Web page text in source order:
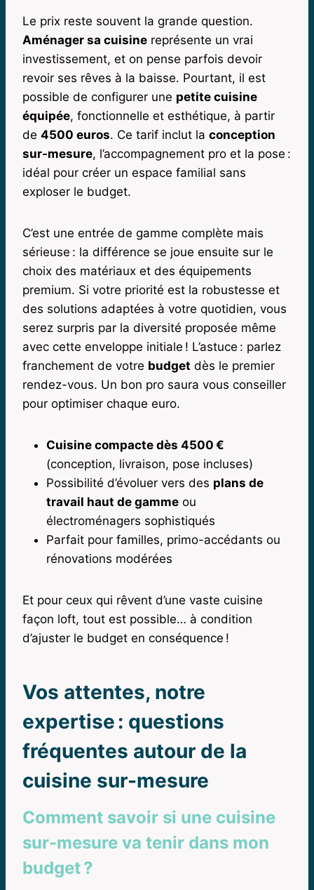
Le prix reste souvent la grande question.
Aménager sa cuisine représente un vrai
investissement, et on pense parfois devoir
revoir ses rêves à la baisse. Pourtant, il est
possible de configurer une petite cuisine
équipée, fonctionnelle et esthétique, à partir
de 4500 euros. Ce tarif inclut la conception
sur-mesure, l’accompagnement pro et la pose :
idéal pour créer un espace familial sans
exploser le budget.
C’est une entrée de gamme complète mais
sérieuse : la différence se joue ensuite sur le
choix des matériaux et des équipements
premium. Si votre priorité est la robustesse et
des solutions adaptées à votre quotidien, vous
serez surpris par la diversité proposée même
avec cette enveloppe initiale ! L’astuce : parlez
franchement de votre budget dès le premier
rendez-vous. Un bon pro saura vous conseiller
pour optimiser chaque euro.
Cuisine compacte dès 4500 €
(conception, livraison, pose incluses)
Possibilité d’évoluer vers des plans de
travail haut de gamme ou
électroménagers sophistiqués
Parfait pour familles, primo-accédants ou
rénovations modérées
Et pour ceux qui rêvent d’une vaste cuisine
façon loft, tout est possible… à condition
d’ajuster le budget en conséquence !
Vos attentes, notre
expertise : questions
fréquentes autour de la
cuisine sur-mesure
Comment savoir si une cuisine
sur-mesure va tenir dans mon
budget ?